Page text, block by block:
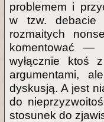
problemem i
w tzw. debacie
rozmaitych
komentować —
wyłącznie ktoś
argumentami,
dyskusją. A jest
do
stosunek do